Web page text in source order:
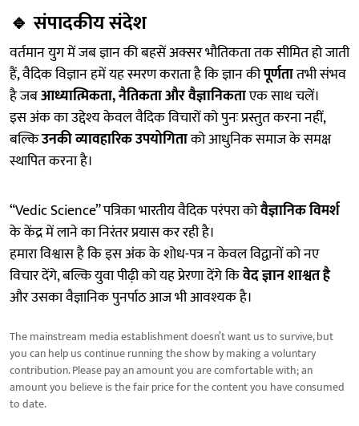
🔹संपादकीय संदेश
वर्तमान युग में जब ज्ञान की बहसें अक्सर भौतिकता तक सीमित हो जाती
हैं, वैदिक विज्ञान हमें यह स्मरण कराता है कि ज्ञान कीपूर्णतातभी संभव
है जबआध्यात्मिकता, नैतिकता और वैज्ञानिकताएक साथ चलें।
इस अंक का उद्देश्य केवल वैदिक विचारों को पुनः प्रस्तुत करना नहीं,
बल्किउनकी व्यावहारिक उपयोगिताको आधुनिक समाज के समक्ष
स्थापित करना है।
“Vedic Science” पत्रिका भारतीय वैदिक परंपरा कोवैज्ञानिक विमर्श
के केंद्र में लाने का निरंतर प्रयास कर रही है।
हमारा विश्वास है कि इस अंक के शोध-पत्र न केवल विद्वानों को नए
विचार देंगे, बल्कि युवा पीढ़ी को यह प्रेरणा देंगे किवेद ज्ञान शाश्वत है
और उसका वैज्ञानिक पुनर्पाठ आज भी आवश्यक है।
The mainstream media establishment doesn’t want us to survive, but
you can help us continue running the show by making a voluntary
contribution. Please pay an amount you are comfortable with; an
amount you believe is the fair price for the content you have consumed
to date.